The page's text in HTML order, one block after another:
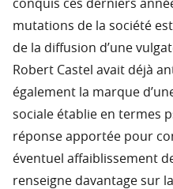
conquis ces derniers
mutations de la société
de la diffusion d’une
Robert Castel avait déjà
également la marque
sociale établie en termes
réponse apportée pour
éventuel affaiblissement
renseigne davantage sur